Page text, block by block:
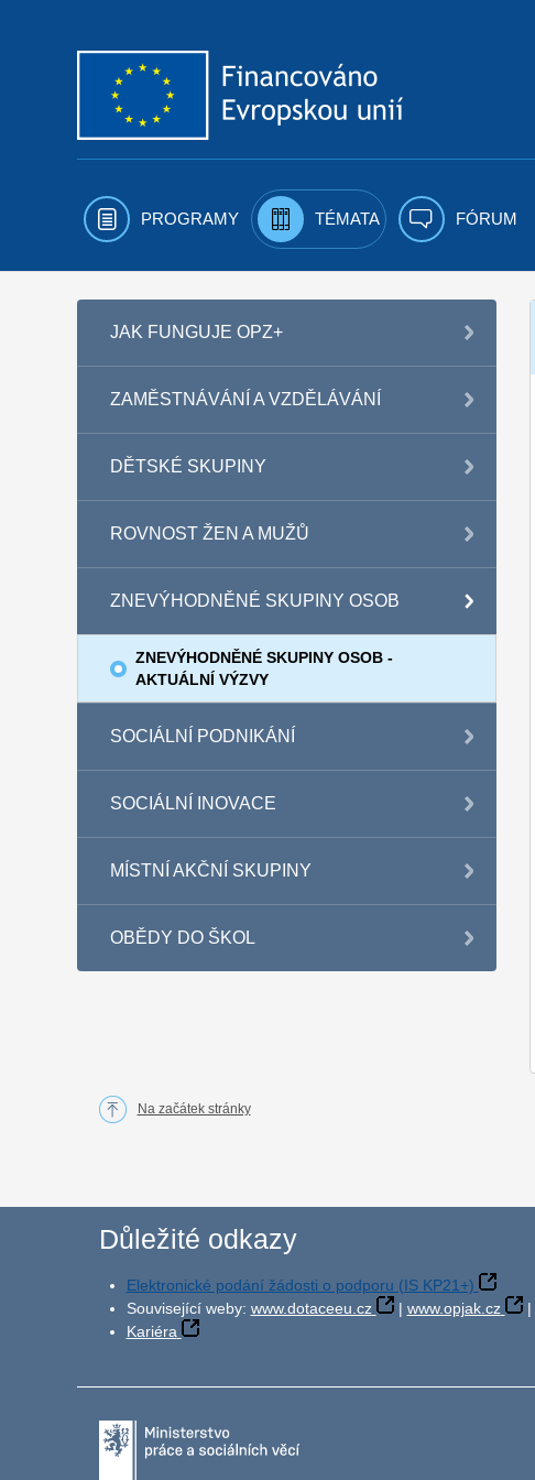
PROGRAMY TÉMATA FÓRUM
JAK FUNGUJE OPZ+
ZAMĚSTNÁVÁNÍ A VZDĚLÁVÁNÍ
DĚTSKÉ SKUPINY
ROVNOST ŽEN A MUŽŮ
ZNEVÝHODNĚNÉ SKUPINY OSOB
ZNEVÝHODNĚNÉ SKUPINY OSOB -
AKTUÁLNÍ VÝZVY
SOCIÁLNÍ PODNIKÁNÍ
SOCIÁLNÍ INOVACE
MÍSTNÍ AKČNÍ SKUPINY
OBĚDY DO ŠKOL
Na začátek stránky
Důležité odkazy
Elektronické podání žádosti o podporu (IS KP21+)
Související weby: www.dotaceeu.cz | www.opjak.cz |
Kariéra